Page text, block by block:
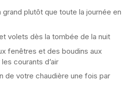
grand plutôt que toute la journée en
volets dès la tombée de la nuit
fenêtres et des boudins aux
courants d’air
de votre chaudière une fois par